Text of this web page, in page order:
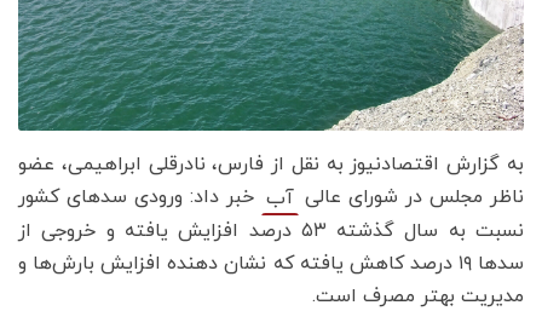
به گزارش اقتصادنیوز به نقل از فارس، نادرقلی ابراهیمی، عضو
ناظر مجلس در شورای عالی آب خبر داد: ورودی سدهای کشور
نسبت به سال گذشته ۵۳ درصد افزایش یافته و خروجی از
سدها ۱۹ درصد کاهش یافته که نشان دهنده افزایش بارش‌ها و
مدیریت بهتر مصرف است.